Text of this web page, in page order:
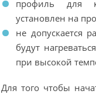
профиль для
установлен на
не допускается
будут
при высокой
Для того чтобы